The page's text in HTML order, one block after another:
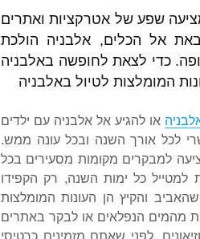
שפע של אטרקציות ואתרים
אל הכלים, אלבניה הולכת
כדי לצאת לחופשה באלבניה
המומלצות לטיול באלבניה
או להגיע אל אלבניה עם ילדים
לכל אורך השנה ובכל עונה ממש.
למבקרים מקומות מסעירים בכל
למטייל כל ימות השנה, רק הקפידו
והקיץ הן העונות המומלצות
מהמים הנפלאים או לבקר באתרים
לפני שאתם מזמינים כרטיסי